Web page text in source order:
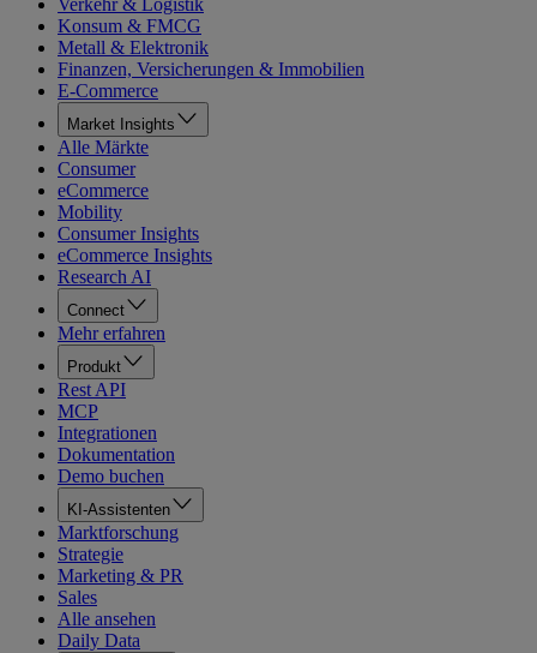
Verkehr & Logistik
Konsum & FMCG
Metall & Elektronik
Finanzen, Versicherungen & Immobilien
E-Commerce
Market Insights
Alle Märkte
Consumer
eCommerce
Mobility
Consumer Insights
eCommerce Insights
Research AI
Connect
Mehr erfahren
Produkt
Rest API
MCP
Integrationen
Dokumentation
Demo buchen
KI-Assistenten
Marktforschung
Strategie
Marketing & PR
Sales
Alle ansehen
Daily Data